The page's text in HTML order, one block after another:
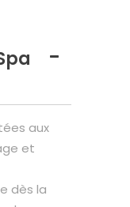
aux
et
dès la